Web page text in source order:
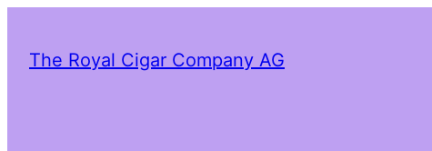
The Royal Cigar Company AG